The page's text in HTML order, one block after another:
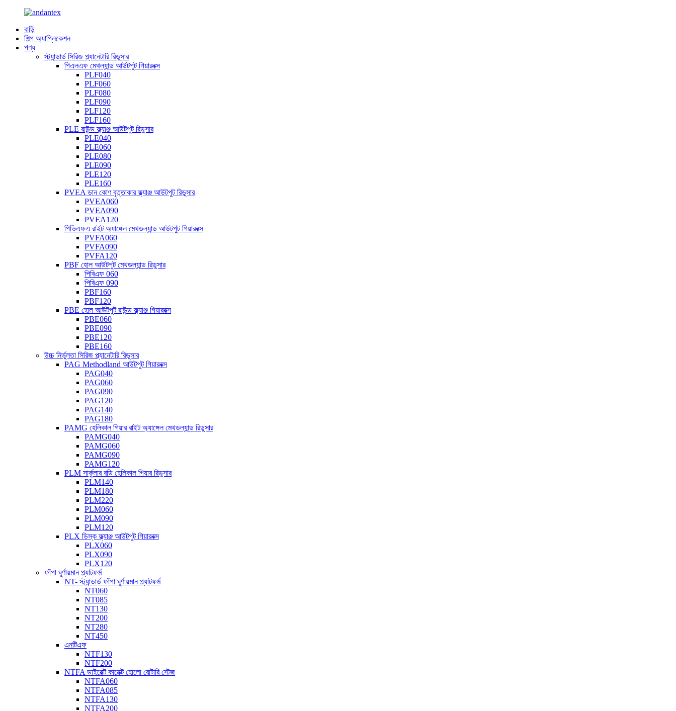
বাড়ি
শিল্প অ্যাপ্লিকেশন
পণ্য
স্ট্যান্ডার্ড সিরিজ প্ল্যানেটারি রিডুসার
পিএলএফ মেথল্যান্ড আউটপুট গিয়ারবক্স
PLF040
PLF060
PLF080
PLF090
PLF120
PLF160
PLE রাউন্ড ফ্ল্যাঞ্জ আউটপুট রিডুসার
PLE040
PLE060
PLE080
PLE090
PLE120
PLE160
PVEA ডান কোণ বৃত্তাকার ফ্ল্যাঞ্জ আউটপুট রিডুসার
PVEA060
PVEA090
PVEA120
পিভিএফএ রাইট অ্যাঙ্গেল মেথডল্যান্ড আউটপুট গিয়ারবক্স
PVFA060
PVFA090
PVFA120
PBF হোল আউটপুট মেথডল্যান্ড রিডুসার
পিবিএফ 060
পিবিএফ 090
PBF160
PBF120
PBE হোল আউটপুট রাউন্ড ফ্ল্যাঞ্জ গিয়ারবক্স
PBE060
PBE090
PBE120
PBE160
উচ্চ নির্ভুলতা সিরিজ প্ল্যানেটারি রিডুসার
PAG Methodland আউটপুট গিয়ারবক্স
PAG040
PAG060
PAG090
PAG120
PAG140
PAG180
PAMG হেলিকাল গিয়ার রাইট অ্যাঙ্গেল মেথডল্যান্ড রিডুসার
PAMG040
PAMG060
PAMG090
PAMG120
PLM সার্কুলার বডি হেলিকাল গিয়ার রিডুসার
PLM140
PLM180
PLM220
PLM060
PLM090
PLM120
PLX ডিস্ক ফ্ল্যাঞ্জ আউটপুট গিয়ারবক্স
PLX060
PLX090
PLX120
ফাঁপা ঘূর্ণায়মান প্ল্যাটফর্ম
NT- স্ট্যান্ডার্ড ফাঁপা ঘূর্ণায়মান প্ল্যাটফর্ম
NT060
NT085
NT130
NT200
NT280
NT450
এনটিএফ
NTF130
NTF200
NTFA ডাইরেক্ট কানেক্ট হোলো রোটারি স্টেজ
NTFA060
NTFA085
NTFA130
NTFA200